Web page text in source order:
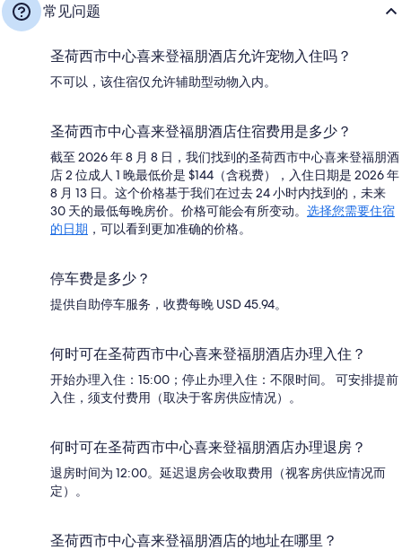
常见问题
圣荷西市中心喜来登福朋酒店允许宠物入住吗？
不可以，该住宿仅允许辅助型动物入内。
圣荷西市中心喜来登福朋酒店住宿费用是多少？
截至 2026 年 8 月 8 日，我们找到的圣荷西市中心喜来登福朋酒
店 2 位成人 1 晚最低价是 $144（含税费），入住日期是 2026 年
8 月 13 日。这个价格基于我们在过去 24 小时内找到的，未来
30 天的最低每晚房价。价格可能会有所变动。 选择您需要住宿
的日期 ，可以看到更加准确的价格。
停车费是多少？
提供自助停车服务，收费每晚 USD 45.94。
何时可在圣荷西市中心喜来登福朋酒店办理入住？
开始办理入住：15:00；停止办理入住：不限时间。 可安排提前
入住，须支付费用（取决于客房供应情况）。
何时可在圣荷西市中心喜来登福朋酒店办理退房？
退房时间为 12:00。延迟退房会收取费用（视客房供应情况而
定）。
圣荷西市中心喜来登福朋酒店的地址在哪里？